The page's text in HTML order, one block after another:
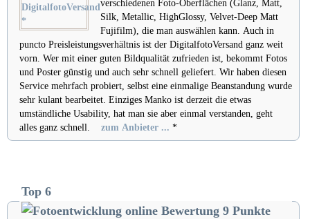
verschiedenen Foto-Oberflächen (Glanz, Matt,
Silk, Metallic, HighGlossy, Velvet-Deep Matt
Fujifilm), die man auswählen kann. Auch in
puncto Preisleistungsverhältnis ist der DigitalfotoVersand ganz weit
vorn. Wer mit einer guten Bildqualität zufrieden ist, bekommt Fotos
und Poster günstig und auch sehr schnell geliefert. Wir haben diesen
Service mehrfach probiert, selbst eine einmalige Beanstandung wurde
sehr kulant bearbeitet. Einziges Manko ist derzeit die etwas
umständliche Usability, hat man sie aber einmal verstanden, geht
alles ganz schnell. zum Anbieter ... *
Top 6